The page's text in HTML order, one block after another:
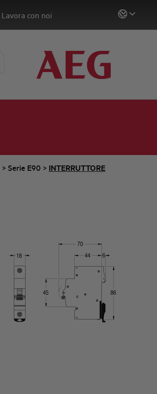
Lavora con noi
> Serie E90 > INTERRUTTORE